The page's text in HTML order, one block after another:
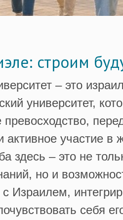
строим
– это
университет,
превосходство,
активное участие в
здесь – это не
но и
Израилем,
себя